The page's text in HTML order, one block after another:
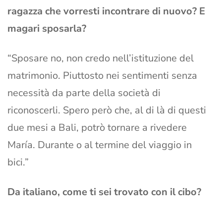
ragazza che vorresti incontrare di nuovo? E
magari sposarla?
“Sposare no, non credo nell’istituzione del
matrimonio. Piuttosto nei sentimenti senza
necessità da parte della società di
riconoscerli. Spero però che, al di là di questi
due mesi a Bali, potrò tornare a rivedere
María. Durante o al termine del viaggio in
bici.”
Da italiano, come ti sei trovato con il cibo?